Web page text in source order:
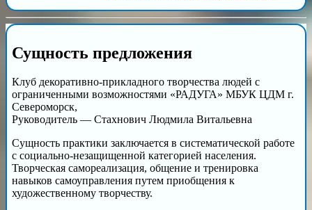
Сущность предложения
Клуб декоративно-прикладного творчества людей с
ограниченными возможностями «РАДУГА» МБУК ЦДМ г.
Североморск,
Руководитель — Стахнович Людмила Витальевна
Сущность практики заключается в систематической работе
с социально-незащищенной категорией населения.
Творческая самореализация, общение и тренировка
навыков самоуправления путем приобщения к
художественному творчеству.